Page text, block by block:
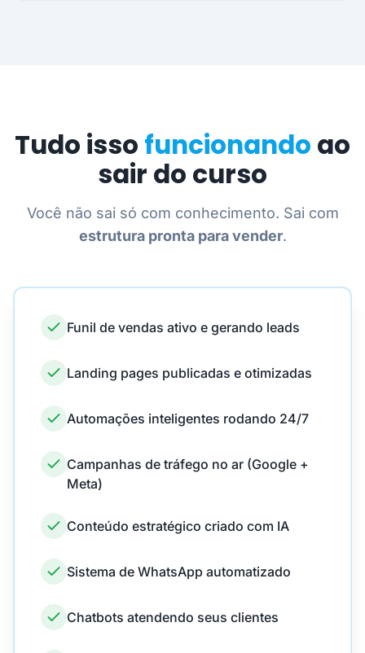
Tudo isso funcionando ao
sair do curso
Você não sai só com conhecimento. Sai com
estrutura pronta para vender.
Funil de vendas ativo e gerando leads
Landing pages publicadas e otimizadas
Automações inteligentes rodando 24/7
Campanhas de tráfego no ar (Google +
Meta)
Conteúdo estratégico criado com IA
Sistema de WhatsApp automatizado
Chatbots atendendo seus clientes